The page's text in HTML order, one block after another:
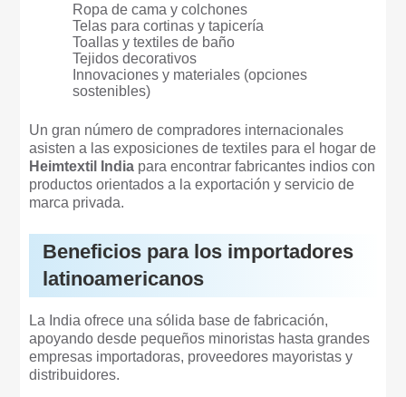
Ropa de cama y colchones
Telas para cortinas y tapicería
Toallas y textiles de baño
Tejidos decorativos
Innovaciones y materiales (opciones
sostenibles)
Un gran número de compradores internacionales
asisten a las exposiciones de textiles para el hogar de
Heimtextil India para encontrar fabricantes indios con
productos orientados a la exportación y servicio de
marca privada.
Beneficios para los importadores
latinoamericanos
La India ofrece una sólida base de fabricación,
apoyando desde pequeños minoristas hasta grandes
empresas importadoras, proveedores mayoristas y
distribuidores.